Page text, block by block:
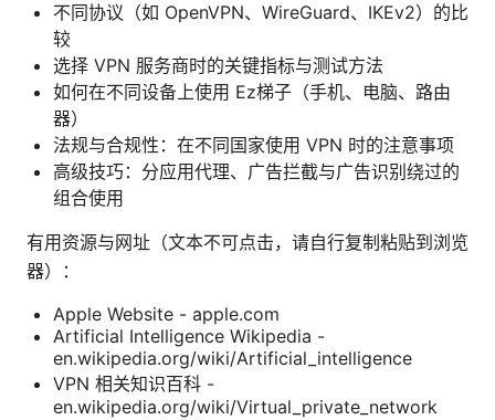
不同协议（如 OpenVPN、WireGuard、IKEv2）的比
较
选择 VPN 服务商时的关键指标与测试方法
如何在不同设备上使用 Ez梯子（手机、电脑、路由
器）
法规与合规性：在不同国家使用 VPN 时的注意事项
高级技巧：分应用代理、广告拦截与广告识别绕过的
组合使用
有用资源与网址（文本不可点击，请自行复制粘贴到浏览
器）：
Apple Website - apple.com
Artificial Intelligence Wikipedia -
en.wikipedia.org/wiki/Artificial_intelligence
VPN 相关知识百科 -
en.wikipedia.org/wiki/Virtual_private_network